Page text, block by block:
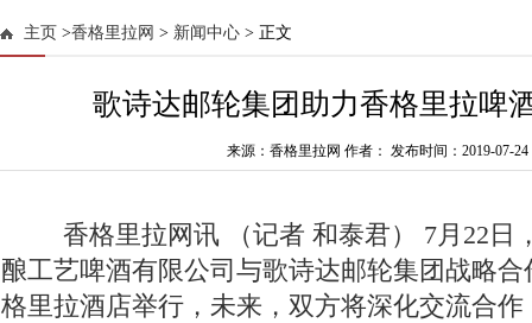
法治迪庆
主页 >香格里拉网 > 新闻中心 > 正文
歌诗达邮轮集团助力香格里拉啤
来源：香格里拉网 作者： 发布时间：2019-07-24
香格里拉网讯 （记者 和泰君） 7月22日
酿工艺啤酒有限公司与歌诗达邮轮集团战略
格里拉酒店举行，未来，双方将深化交流合